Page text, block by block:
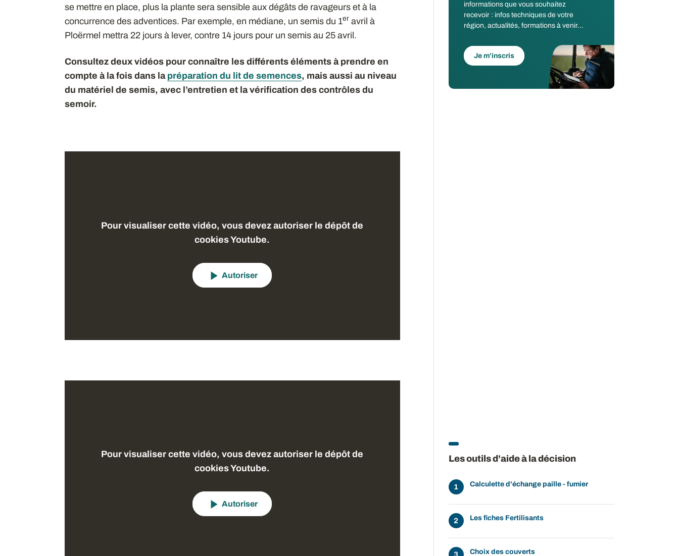
se mettre en place, plus la plante sera sensible aux dégâts de ravageurs et à la
concurrence des adventices. Par exemple, en médiane, un semis du 1er avril à
Ploërmel mettra 22 jours à lever, contre 14 jours pour un semis au 25 avril.
Consultez deux vidéos pour connaître les différents éléments à prendre en
compte à la fois dans la préparation du lit de semences, mais aussi au niveau
du matériel de semis, avec l’entretien et la vérification des contrôles du
semoir.
Pour visualiser cette vidéo, vous devez autoriser le dépôt de
cookies Youtube.
Autoriser
Pour visualiser cette vidéo, vous devez autoriser le dépôt de
cookies Youtube.
Autoriser
informations que vous souhaitez
recevoir : infos techniques de votre
région, actualités, formations à venir...
Je m'inscris
Les outils d’aide à la décision
Calculette d'échange paille - fumier
Les fiches Fertilisants
Choix des couverts